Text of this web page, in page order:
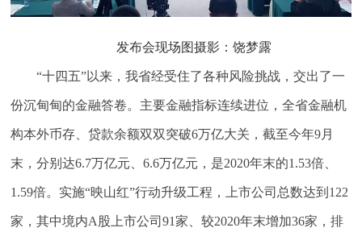
发布会现场图摄影：饶梦露
“十四五”以来，我省经受住了各种风险挑战，交出了一
份沉甸甸的金融答卷。主要金融指标连续进位，全省金融机
构本外币存、贷款余额双双突破6万亿大关，截至今年9月
末，分别达6.7万亿元、6.6万亿元，是2020年末的1.53倍、
1.59倍。实施“映山红”行动升级工程，上市公司总数达到122
家，其中境内A股上市公司91家、较2020年末增加36家，排